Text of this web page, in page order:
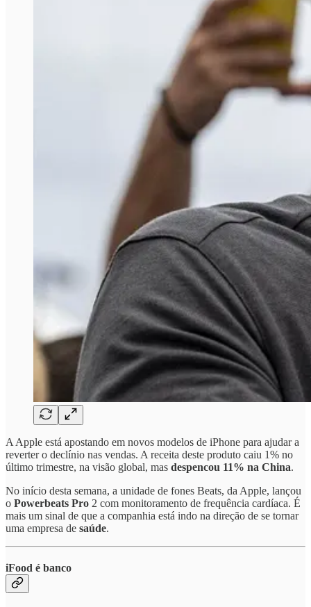
A Apple está apostando em novos modelos de iPhone para ajudar a
reverter o declínio nas vendas. A receita deste produto caiu 1% no
último trimestre, na visão global, mas despencou 11% na China.
No início desta semana, a unidade de fones Beats, da Apple, lançou
o Powerbeats Pro 2 com monitoramento de frequência cardíaca. É
mais um sinal de que a companhia está indo na direção de se tornar
uma empresa de saúde.
iFood é banco